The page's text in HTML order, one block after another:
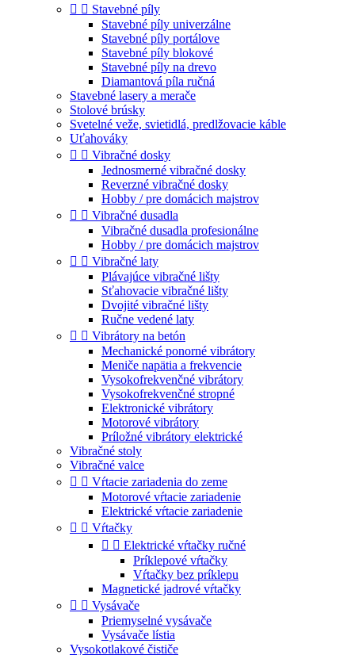
  Stavebné píly
Stavebné píly univerzálne
Stavebné píly portálove
Stavebné píly blokové
Stavebné píly na drevo
Diamantová píla ručná
Stavebné lasery a merače
Stolové brúsky
Svetelné veže, svietidlá, predlžovacie káble
Uťahováky
  Vibračné dosky
Jednosmerné vibračné dosky
Reverzné vibračné dosky
Hobby / pre domácich majstrov
  Vibračné dusadla
Vibračné dusadla profesionálne
Hobby / pre domácich majstrov
  Vibračné laty
Plávajúce vibračné lišty
Sťahovacie vibračné lišty
Dvojité vibračné lišty
Ručne vedené laty
  Vibrátory na betón
Mechanické ponorné vibrátory
Meniče napätia a frekvencie
Vysokofrekvenčné vibrátory
Vysokofrekvenčné stropné
Elektronické vibrátory
Motorové vibrátory
Príložné vibrátory elektrické
Vibračné stoly
Vibračné valce
  Vŕtacie zariadenia do zeme
Motorové vŕtacie zariadenie
Elektrické vŕtacie zariadenie
  Vŕtačky
  Elektrické vŕtačky ručné
Príklepové vŕtačky
Vŕtačky bez príklepu
Magnetické jadrové vŕtačky
  Vysávače
Priemyselné vysávače
Vysávače lístia
Vysokotlakové čističe